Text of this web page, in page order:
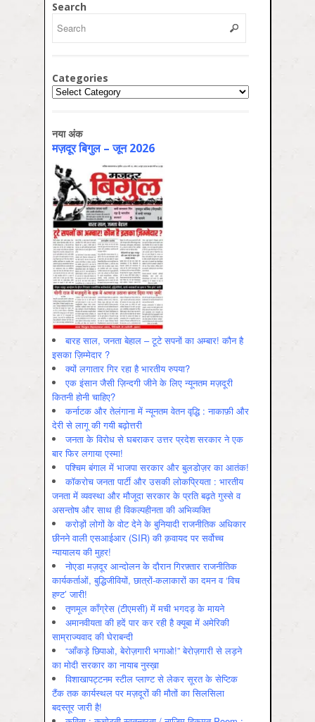
Search
Categories
Categories
नया अंक
मज़दूर बिगुल – जून 2026
बारह साल, जनता बेहाल – टूटे सपनों का अम्बार! कौन है
इसका ज़िम्मेदार ?
क्यों लगातार गिर रहा है भारतीय रुपया?
एक इंसान जैसी ज़िन्दगी जीने के लिए न्यूनतम मज़दूरी
कितनी होनी चाहिए?
कर्नाटक और तेलंगाना में न्यूनतम वेतन वृद्धि : नाकाफ़ी और
देरी से लागू की गयी बढ़ोत्तरी
जनता के विरोध से घबराकर उत्तर प्रदेश सरकार ने एक
बार फिर लगाया एस्मा!
पश्चिम बंगाल में भाजपा सरकार और बुलडोज़र का आतंक!
कॉकरोच जनता पार्टी और उसकी लोकप्रियता : भारतीय
जनता में व्‍यवस्‍था और मौजूदा सरकार के प्रति बढ़ते गुस्‍से व
असन्‍तोष और साथ ही विकल्‍पहीनता की अभिव्‍यक्ति
करोड़ों लोगों के वोट देने के बुनियादी राजनीतिक अधिकार
छीनने वाली एसआईआर (SIR) की क़वायद पर सर्वोच्च
न्यायालय की मुहर!
नोएडा मज़दूर आन्दोलन के दौरान गिरफ़्तार राजनीतिक
कार्यकर्ताओं, बुद्धिजीवियों, छात्रों-कलाकारों का दमन व ‘विच
हण्ट’ जारी!
तृणमूल काँग्रेस (टीएमसी) में मची भगदड़ के मायने
अमानवीयता की हदें पार कर रही है क्यूबा में अमेरिकी
साम्राज्यवाद की घेराबन्दी
“आँकड़े छिपाओ, बेरोज़गारी भगाओ!” बेरोज़गारी से लड़ने
का मोदी सरकार का नायाब नुस्ख़ा
विशाखापट्टनम स्टील प्लाण्ट से लेकर सूरत के सेप्टिक
टैंक तक कार्यस्थल पर मज़दूरों की मौतों का सिलसिला
बदस्तूर जारी है!